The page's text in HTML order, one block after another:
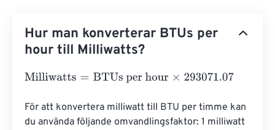
Hur man konverterar BTUs per
hour till Milliwatts?
Milliwatts=BTUs per hour× 293071.07
För att konvertera milliwatt till BTU per timme kan
du använda följande omvandlingsfaktor: 1 milliwatt